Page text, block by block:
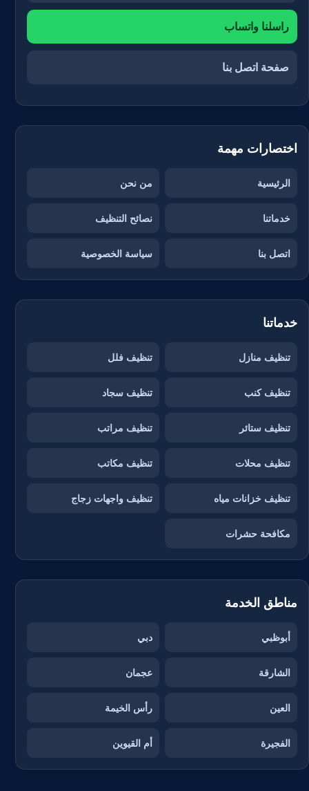
راسلنا واتساب
صفحة اتصل بنا
اختصارات مهمة
الرئيسية من نحن
خدماتنا نصائح التنظيف
اتصل بنا سياسة الخصوصية
خدماتنا
تنظيف منازل تنظيف فلل
تنظيف كنب تنظيف سجاد
تنظيف ستائر تنظيف مراتب
تنظيف محلات تنظيف مكاتب
تنظيف خزانات مياه تنظيف واجهات زجاج
مكافحة حشرات
مناطق الخدمة
أبوظبي دبي
الشارقة عجمان
العين رأس الخيمة
الفجيرة أم القيوين